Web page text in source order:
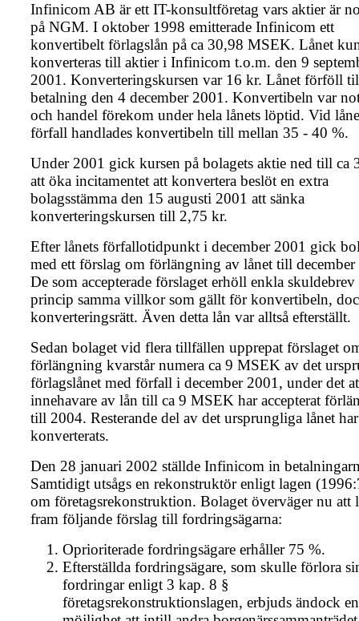
Infinicom AB är ett IT-konsultföretag vars aktier är
på NGM. I oktober 1998 emitterade Infinicom ett
konvertibelt förlagslån på ca 30,98 MSEK. Lånet
konverteras till aktier i Infinicom t.o.m. den 9
2001. Konverteringskursen var 16 kr. Lånet förföll
betalning den 4 december 2001. Konvertibeln var
och handel förekom under hela lånets löptid. Vid
förfall handlades konvertibeln till mellan 35 - 40 %.
Under 2001 gick kursen på bolagets aktie ned till ca
att öka incitamentet att konvertera beslöt en extra
bolagsstämma den 15 augusti 2001 att sänka
konverteringskursen till 2,75 kr.
Efter lånets förfallotidpunkt i december 2001 gick
med ett förslag om förlängning av lånet till
De som accepterade förslaget erhöll enkla
princip samma villkor som gällt för konvertibeln,
konverteringsrätt. Även detta lån var alltså efterställt.
Sedan bolaget vid flera tillfällen upprepat förslaget
förlängning kvarstår numera ca 9 MSEK av det
förlagslånet med förfall i december 2001, under det
innehavare av lån till ca 9 MSEK har accepterat
till 2004. Resterande del av det ursprungliga lånet har
konverterats.
Den 28 januari 2002 ställde Infinicom in
Samtidigt utsågs en rekonstruktör enligt lagen
om företagsrekonstruktion. Bolaget överväger nu att
fram följande förslag till fordringsägarna:
Oprioriterade fordringsägare erhåller 75 %.
Efterställda fordringsägare, som skulle förlora
fordringar enligt 3 kap. 8 §
företagsrekonstruktionslagen, erbjuds ändock en